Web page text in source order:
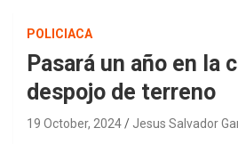
POLICIACA
Pasará un año en la
despojo de terreno
19 October, 2024 Jesus Salvador